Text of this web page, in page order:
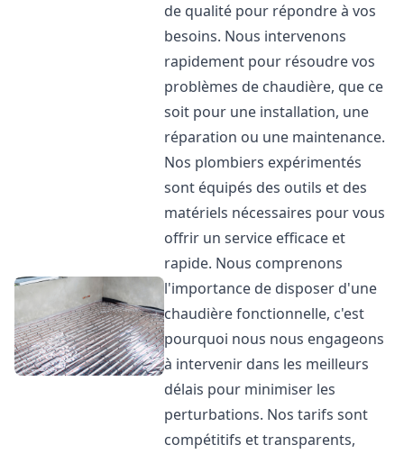
de qualité pour répondre à vos
besoins. Nous intervenons
rapidement pour résoudre vos
problèmes de chaudière, que ce
soit pour une installation, une
réparation ou une maintenance.
Nos plombiers expérimentés
sont équipés des outils et des
matériels nécessaires pour vous
offrir un service efficace et
rapide. Nous comprenons
l'importance de disposer d'une
chaudière fonctionnelle, c'est
pourquoi nous nous engageons
à intervenir dans les meilleurs
délais pour minimiser les
perturbations. Nos tarifs sont
compétitifs et transparents,